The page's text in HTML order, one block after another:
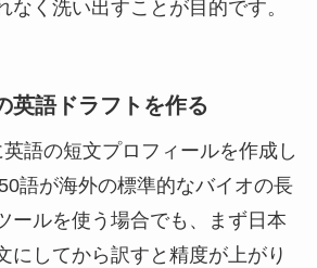
なく洗い出すことが目的です。
英語ドラフトを作る
語の短文プロフィールを作成し
語が海外の標準的なバイオの長
ールを使う場合でも、まず日本
にしてから訳すと精度が上がり